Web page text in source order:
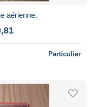
aérienne.
Particulier